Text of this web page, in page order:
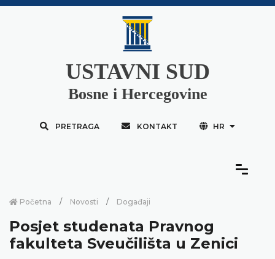
USTAVNI SUD
Bosne i Hercegovine
PRETRAGA KONTAKT HR
Početna Novosti Događaji
Posjet studenata Pravnog
fakulteta Sveučilišta u Zenici